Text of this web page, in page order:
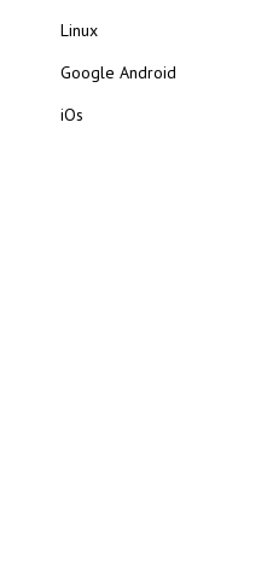
Linux
Google Android
iOs